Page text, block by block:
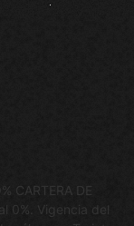
CARTERA DE
0%. Vigencia del